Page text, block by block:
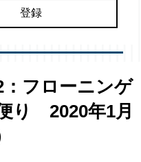
登録
：フローニンゲ
り 2020年1月